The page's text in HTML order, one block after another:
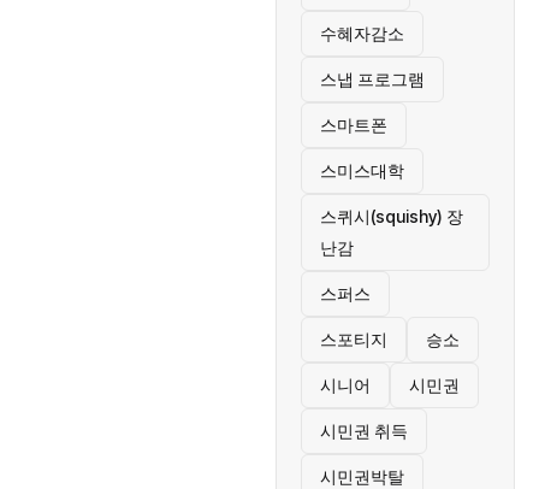
수혜자감소
스냅 프로그램
스마트폰
스미스대학
스퀴시(squishy) 장
난감
스퍼스
스포티지 승소
시니어 시민권
시민권 취득
시민권박탈